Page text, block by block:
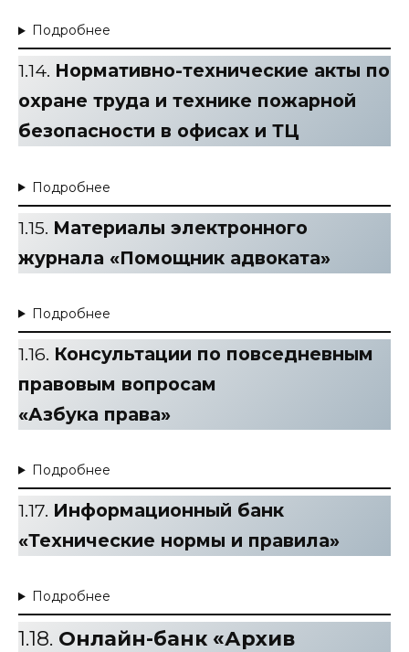
Подробнее
1.14. Нормативно-технические акты по
охране труда и технике пожарной
безопасности в офисах и ТЦ
Подробнее
1.15. Материалы электронного
журнала «Помощник адвоката»
Подробнее
1.16. Консультации по повседневным
правовым вопросам
«Азбука права»
Подробнее
1.17. Информационный банк
«Технические нормы и правила»
Подробнее
1.18. Онлайн-банк «Архив